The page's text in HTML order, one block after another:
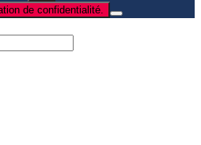
de confidentialité.